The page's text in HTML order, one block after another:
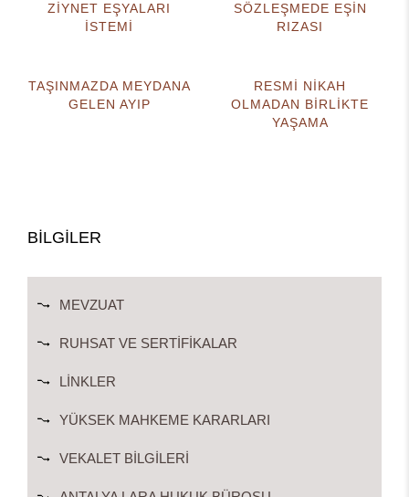
ZİYNET EŞYALARI
İSTEMİ
SÖZLEŞMEDE EŞİN
RIZASI
TAŞINMAZDA MEYDANA
GELEN AYIP
RESMİ NİKAH
OLMADAN BİRLİKTE
YAŞAMA
BİLGİLER
MEVZUAT
RUHSAT VE SERTIFIKALAR
LINKLER
YÜKSEK MAHKEME KARARLARI
VEKALET BILGILERI